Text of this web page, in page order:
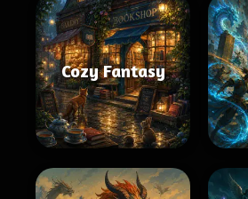
Cozy Fantasy